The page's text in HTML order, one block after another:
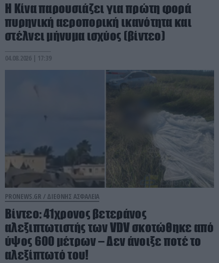
Η Κίνα παρουσιάζει για πρώτη φορά
πυρηνική αεροπορική ικανότητα και
στέλνει μήνυμα ισχύος (βίντεο)
04.08.2026 | 17:39
PRONEWS.GR / ΔΙΕΘΝΗΣ ΑΣΦΑΛΕΙΑ
Βίντεο: 41χρονος βετεράνος
αλεξιπτωτιστής των VDV σκοτώθηκε από
ύψος 600 μέτρων – Δεν άνοιξε ποτέ το
αλεξίπτωτό του!